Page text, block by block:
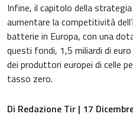
Infine, il capitolo della
aumentare la competitività
batterie in Europa, con una
questi fondi, 1,5 miliardi di
dei produttori europei di celle
tasso zero.
Di Redazione Tir | 17